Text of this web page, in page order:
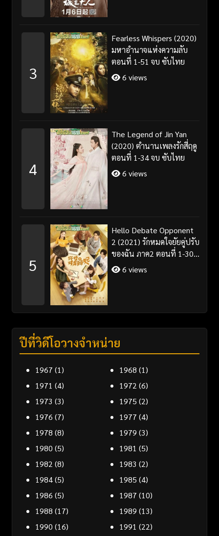
3
Fearless Whispers (2020)
มหาอำนาจแห่งความลับ
ตอนที่ 1-51 จบ ซับไทย
6 views
4
The Legend of Jin Yan
(2020) ตำนานเพลงรักสี่ฤดู
ตอนที่ 1-34 จบ ซับไทย
6 views
5
Hello Debate Opponent
2 (2021) รักหมดใจยัยคู่ปรับ
ของฉัน ภาค2 ตอนที่ 1-30
จบ ซับไทย
6 views
ปีที่วิดีโอวางจำหน่าย
1967 (1) 1968 (1)
1971 (4) 1972 (6)
1973 (3) 1975 (2)
1976 (7) 1977 (4)
1978 (8) 1979 (3)
1980 (5) 1981 (5)
1982 (8) 1983 (2)
1984(5) 1985 (4)
1986 (5) 1987 (10)
1988 (17) 1989 (13)
1990 (16) 1991 (22)